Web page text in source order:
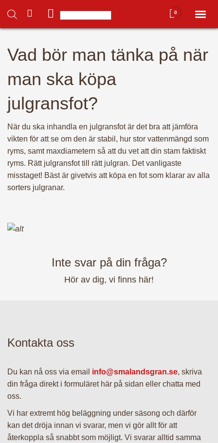
0
Toggle
Hem
Mitt konto
Hela butiken ➜
– Alla julgranar 🌲
– Julgransfötter
– Julpynt
– Julmys
– Utomhuspaket
– Julgran till dina
Vad bör man tänka på när
man ska köpa
julgransfot?
När du ska inhandla en julgransfot är det bra att jämföra
vikten för att se om den är stabil, hur stor vattenmängd som
ryms, samt maxdiametern så att du vet att din stam faktiskt
ryms. Rätt julgransfot till rätt julgran. Det vanligaste
misstaget! Bäst är givetvis att köpa en fot som klarar av alla
sorters julgranar.
Inte svar på din fråga?
Hör av dig, vi finns här!
Kontakta oss
Du kan nå oss via email info@smalandsgran.se, skriva
din fråga direkt i formuläret här på sidan eller chatta med
oss.
Vi har extremt hög beläggning under säsong och därför
kan det dröja innan vi svarar, men vi gör allt för att
återkoppla så snabbt som möjligt. Vi svarar alltid samma